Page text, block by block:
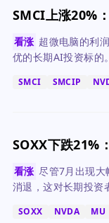
SMCI上涨20%
看涨 超微电脑的利
优的长期AI投资标的。
SMCI SMCIP
SOXX下跌21%
看涨 尽管7月出现
消退，这对长期投资
SOXX NVDA MU